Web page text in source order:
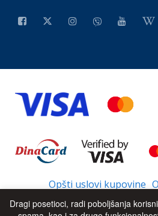
Opšti uslovi kupovine
Dragi posetioci, radi poboljšanja